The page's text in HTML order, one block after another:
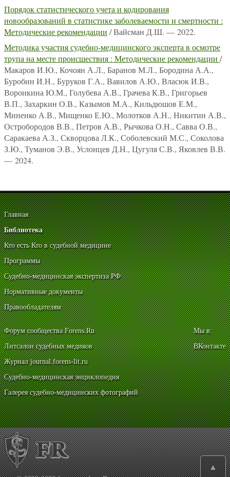
Порядок статистического учета и кодирования
новообразований в статистике заболеваемости и смертности :
Методические рекомендации / Вайсман Д.Ш. — 2022.
Методика участия судебно-медицинского эксперта в осмотре
трупа на месте происшествия : Методические рекомендации /
Макаров И.Ю., Кочоян А.Л., Баранов М.Л., Бородина А.А.,
Буробин И.Н., Буруков Г.А., Вавилов А.Ю., Власюк И.В.,
Воронкина Ю.М., Голубева А.В., Грачева К.В., Григорьев
В.П., Захаркин О.В., Казымов М.А., Кильдюшов Е.М.,
Миненко А.В., Мищенко Е.Ю., Молотков А.Н., Никитин А.В.,
Остробородов В.В., Петров А.В., Рычкова О.Н., Савва О.В.,
Саракаева А.З., Скворцова Л.К., Соболевский М.С., Соколова
З.Ю., Туманов Э.В., Услонцев Д.Н., Цугуля С.В., Яковлев В.В.
— 2024.
Главная
Библиотека
Кто есть Кто в судебной медицине
Программы
Судебно-медицинская экспертиза РФ
Нормативные документы
Правообладателям
Форум сообщества Forens.Ru
Литсалон судебных медиков
Журнал journal.forens-lit.ru
Судебно-медицинская энциклопедия
Галерея судебно-медицинских фотографий
Мы в:
ВКонтакте
▲